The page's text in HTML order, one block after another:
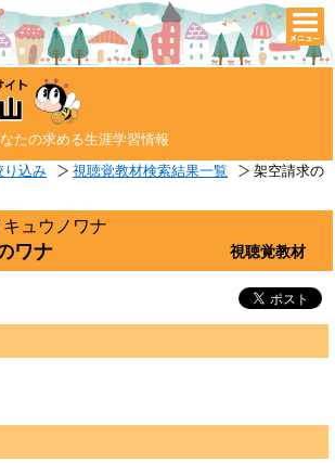
たの求める生涯学習情報
り込み 視聴覚教材検索結果一覧
架空請求の
ュウノワナ
ワナ 視聴覚教材